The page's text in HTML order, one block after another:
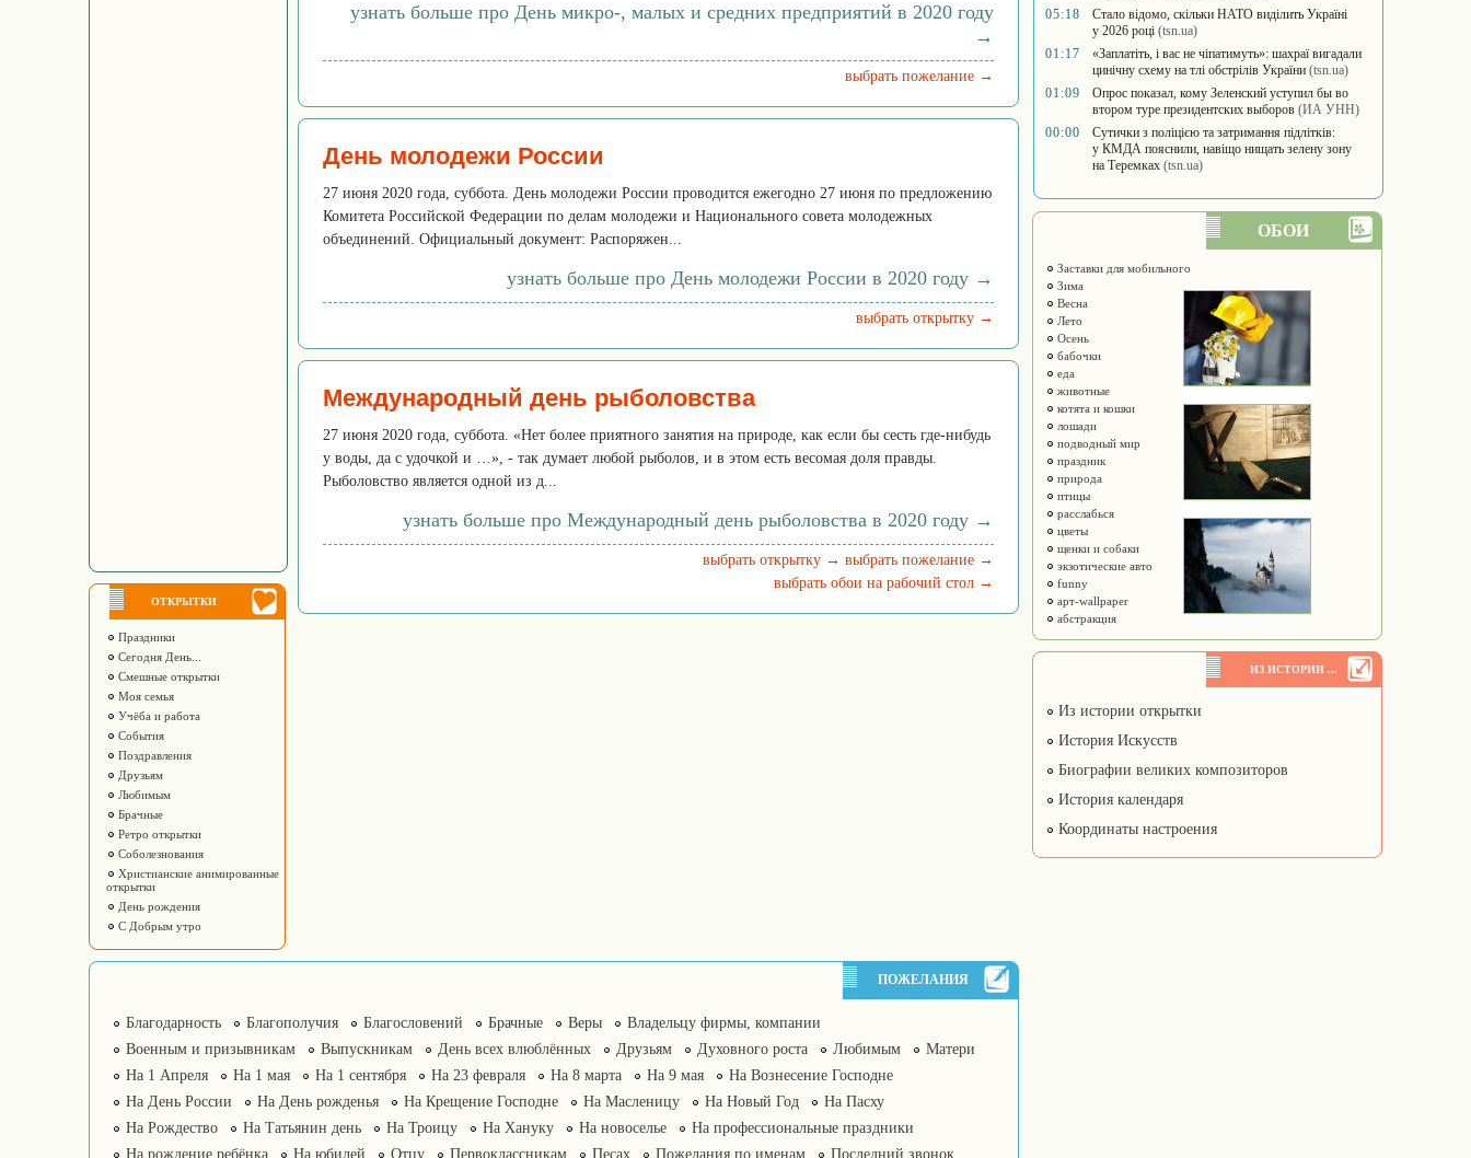
ОТКРЫТКИ
Праздники
Сегодня День...
Смешные открытки
Моя семья
Учёба и работа
События
Поздравления
Друзьям
Любимым
Брачные
Ретро открытки
Соболезнования
Христианские анимированные
открытки
День рождения
С Добрым утро
узнать больше про День микро-, малых и средних предприятий в 2020 году
→
выбрать пожелание →
День молодежи России
27 июня 2020 года, суббота. День молодежи России проводится ежегодно 27 июня по предложению
Комитета Российской Федерации по делам молодежи и Национального совета молодежных
объединений. Официальный документ: Распоряжен...
узнать больше про День молодежи России в 2020 году →
выбрать открытку →
Международный день рыболовства
27 июня 2020 года, суббота. «Нет более приятного занятия на природе, как если бы сесть где-нибудь
у воды, да с удочкой и …», - так думает любой рыболов, и в этом есть весомая доля правды.
Рыболовство является одной из д...
узнать больше про Международный день рыболовства в 2020 году →
выбрать открытку → выбрать пожелание →
выбрать обои на рабочий стол →
ПОЖЕЛАНИЯ
Благодарность Благополучия Благословений Брачные Веры
Владельцу фирмы, компании
Военным и призывникам
Выпускникам День всех влюблённых Друзьям Духовного роста Любимым
Матери
На 1 Апреля
На 1 мая На 1 сентября На 23 февраля На 8 марта На 9 мая
На Вознесение Господне
На День России
На День рожденья На Крещение Господне На Масленицу На Новый Год
На Пасху
На Рождество
На Татьянин день На Троицу На Хануку На новоселье
На профессиональные праздники
На рождение ребёнка
На юбилей Отцу Первоклассникам Песах Пожелания по именам Последний звонок
05:18
Стало відомо, скільки НАТО виділить Україні
у 2026 році (tsn.ua)
01:17
«Заплатіть, і вас не чіпатимуть»: шахраї вигадали
цинічну схему на тлі обстрілів України (tsn.ua)
01:09
Опрос показал, кому Зеленский уступил бы во
втором туре президентских выборов (ИА УНН)
00:00
Сутички з поліцією та затримання підлітків:
у КМДА пояснили, навіщо нищать зелену зону
на Теремках (tsn.ua)
ОБОИ
Заставки для мобильного
Зима
Весна
Лето
Осень
бабочки
еда
животные
котята и кошки
лошади
подводный мир
праздник
природа
птицы
расслабься
цветы
щенки и собаки
экзотические авто
funny
арт-wallpaper
абстракция
ИЗ ИСТОРИИ ...
Из истории открытки
История Искусств
Биографии великих композиторов
История календаря
Координаты настроения